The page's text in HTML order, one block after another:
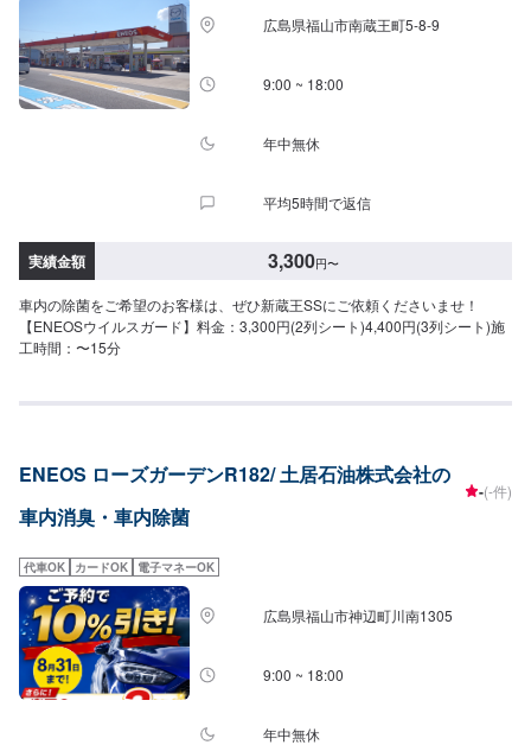
広島県福山市南蔵王町5-8-9
9:00 ~ 18:00
年中無休
平均5時間で返信
実績金額 3,300円〜
車内の除菌をご希望のお客様は、ぜひ新蔵王SSにご依頼くださいませ！
【ENEOSウイルスガード】料金：3,300円(2列シート)4,400円(3列シート)施
工時間：〜15分
ENEOS ローズガーデンR182/ 土居石油株式会社の
車内消臭・車内除菌
-(-件)
代車OK カードOK 電子マネーOK
広島県福山市神辺町川南1305
9:00 ~ 18:00
年中無休